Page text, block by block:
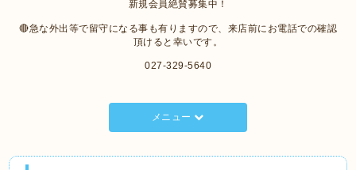
新規会員絶賛募集中！
🔴急な外出等で留守になる事も有りますので、来店前にお電話での確認
頂けると幸いです。
027-329-5640
メニュー